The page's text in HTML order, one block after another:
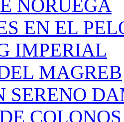
NORUEGA
EN EL
IMPERIAL
MAGREB
SERENO
COLONOS